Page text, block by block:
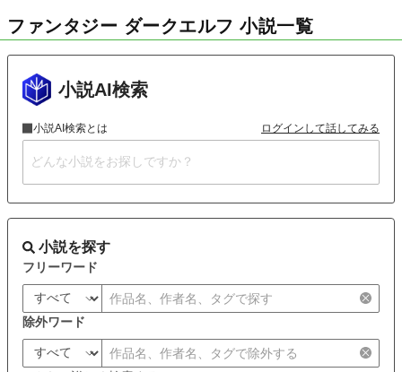
ファンタジー ダークエルフ 小説一覧
小説AI検索
小説AI検索とは ログインして話してみる
小説を探す
フリーワード
除外ワード